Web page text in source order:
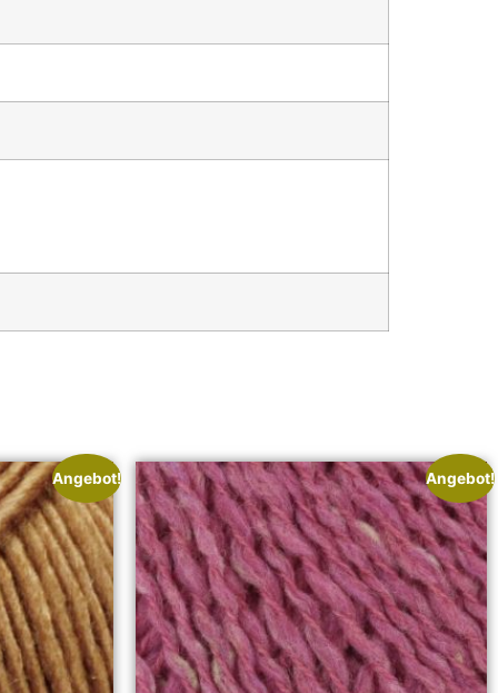
Angebot! Angebot!